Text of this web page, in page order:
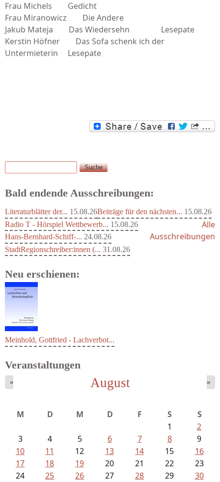
Frau Michels Gedicht
Frau Miranowicz Die Andere
Jakub Mateja Das Wiedersehn Lesepate
Kerstin Höfner Das Sofa schenk ich der
Untermieterin Lesepate
Suchformular
Suche
Bald endende Ausschreibungen:
Literaturblätter der... 15.08.26Beiträge für den nächsten... 15.08.26
Radio T - Hörspiel Wettbewerb... 15.08.26
Hans-Bernhard-Schiff-... 24.08.26
StadtRegionschreiber:innen (... 31.08.26
Alle
Ausschreibungen
Neu erschienen:
Meinhold, Gottfried - Lachverbot...
Veranstaltungen
August
« »
M D M D F S
S
1
2
3
4 5 6 7 8
9
10
11 12 13 14 15
16
17
18 19 20 21 22
23
24
25 26 27 28 29 30